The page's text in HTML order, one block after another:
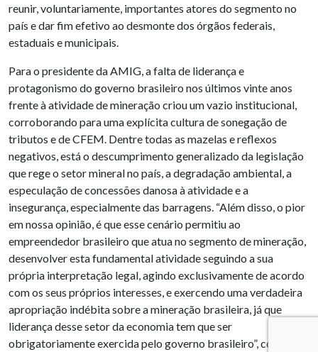
reunir, voluntariamente, importantes atores do segmento no
país e dar fim efetivo ao desmonte dos órgãos federais,
estaduais e municipais.
Para o presidente da AMIG, a falta de liderança e
protagonismo do governo brasileiro nos últimos vinte anos
frente à atividade de mineração criou um vazio institucional,
corroborando para uma explícita cultura de sonegação de
tributos e de CFEM. Dentre todas as mazelas e reflexos
negativos, está o descumprimento generalizado da legislação
que rege o setor mineral no país, a degradação ambiental, a
especulação de concessões danosa à atividade e a
insegurança, especialmente das barragens. “Além disso, o pior
em nossa opinião, é que esse cenário permitiu ao
empreendedor brasileiro que atua no segmento de mineração,
desenvolver esta fundamental atividade seguindo a sua
própria interpretação legal, agindo exclusivamente de acordo
com os seus próprios interesses, e exercendo uma verdadeira
apropriação indébita sobre a mineração brasileira, já que
liderança desse setor da economia tem que ser
obrigatoriamente exercida pelo governo brasileiro”, conclui